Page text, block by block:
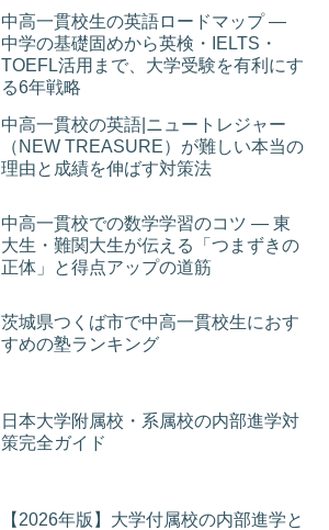
中高一貫校生の英語ロードマップ ―
中学の基礎固めから英検・IELTS・
TOEFL活用まで、大学受験を有利にす
る6年戦略
中高一貫校の英語|ニュートレジャー
（NEW TREASURE）が難しい本当の
理由と成績を伸ばす対策法
中高一貫校での数学学習のコツ ― 東
大生・難関大生が伝える「つまずきの
正体」と得点アップの道筋
茨城県つくば市で中高一貫校生におす
すめの塾ランキング
日本大学附属校・系属校の内部進学対
策完全ガイド
【2026年版】大学付属校の内部進学と